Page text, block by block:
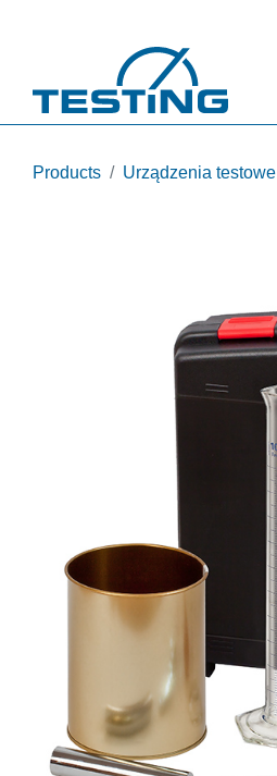
Products Urządzenia testowe